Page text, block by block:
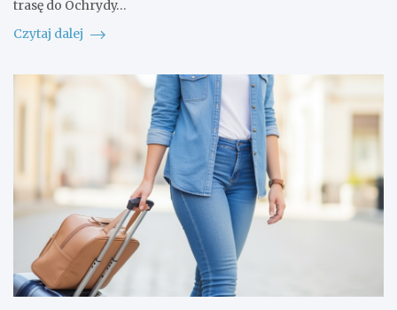
trasę do Ochrydy…
Czytaj dalej